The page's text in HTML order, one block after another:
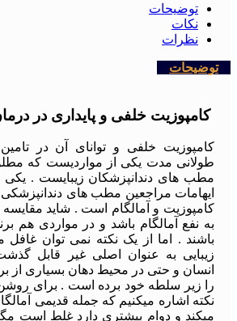
توضیحات
نکات
نظرات
توضیحات
کامپوزیت خلفی و پایداری در
کامپوزیت خلفی و توانای آن در
طولانی مدت یکی از مواردیست که
مطب های دندانپزشکان زیبایست . یکی
ایهامات مراجعین مطب های
کامپوزیت و آمالگام است . شاید مقایسه
به نفع آمالگام باشد و در مواردی هم
باشند . اما از یک نکته نمی توان
زیبایی به عنوان اصلی غیر قابل
انسان و حتی در محیط دهان بسیاری از
را زیر سلطه خود برده است . برای
نکته اشاره میکنیم که جمله قدیمی
میکند و دوام بیشتری دارد غلط است